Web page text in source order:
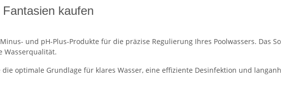
kaufen
und pH-Plus-Produkte für die präzise Regulierung Ihres Poolwassers.
Wasserqualität.
optimale Grundlage für klares Wasser, eine effiziente Desinfektion und